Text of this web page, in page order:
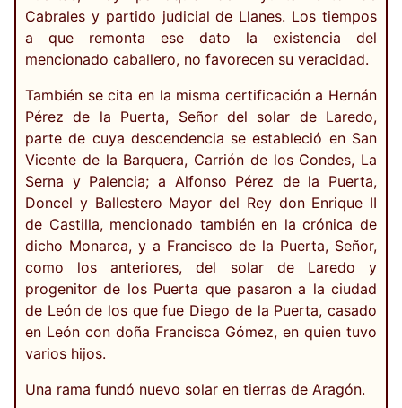
Cabrales y partido judicial de Llanes. Los tiempos
a que remonta ese dato la existencia del
mencionado caballero, no favorecen su veracidad.
También se cita en la misma certificación a Hernán
Pérez de la Puerta, Señor del solar de Laredo,
parte de cuya descendencia se estableció en San
Vicente de la Barquera, Carrión de los Condes, La
Serna y Palencia; a Alfonso Pérez de la Puerta,
Doncel y Ballestero Mayor del Rey don Enrique II
de Castilla, mencionado también en la crónica de
dicho Monarca, y a Francisco de la Puerta, Señor,
como los anteriores, del solar de Laredo y
progenitor de los Puerta que pasaron a la ciudad
de León de los que fue Diego de la Puerta, casado
en León con doña Francisca Gómez, en quien tuvo
varios hijos.
Una rama fundó nuevo solar en tierras de Aragón.